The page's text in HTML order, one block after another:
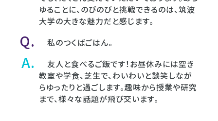
ゆることに、のびのびと挑戦できるのは、筑波
大学の大きな魅力だと感じます。
私のつくばごはん。
友人と食べるご飯です！お昼休みには空き
教室や学食、芝生で、わいわいと談笑しなが
らゆったりと過ごします。趣味から授業や研究
まで、様々な話題が飛び交います。